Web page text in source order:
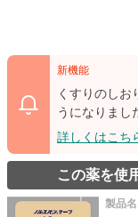
新機能
くすりのしお
うになりまし
詳しくはこち
この薬を使
製品名